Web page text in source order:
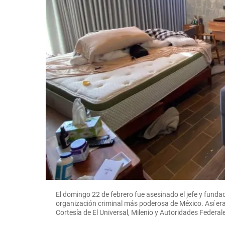
El domingo 22 de febrero fue asesinado el jefe y
organización criminal más poderosa de México. Así
Cortesía de El Universal, Milenio y Autoridades